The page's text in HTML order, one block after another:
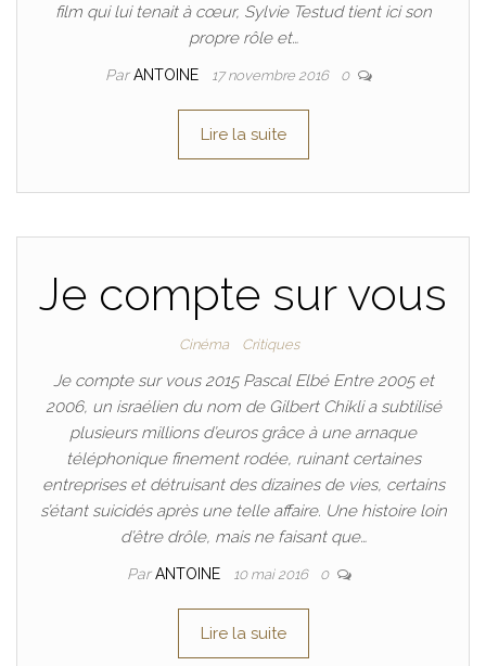
film qui lui tenait à cœur, Sylvie Testud tient ici son
propre rôle et…
ParANTOINE 17 novembre 2016 0
Lire la suite
Je compte sur vous
Cinéma Critiques
Je compte sur vous 2015 Pascal Elbé Entre 2005 et
2006, un israélien du nom de Gilbert Chikli a subtilisé
plusieurs millions d’euros grâce à une arnaque
téléphonique finement rodée, ruinant certaines
entreprises et détruisant des dizaines de vies, certains
s’étant suicidés après une telle affaire. Une histoire loin
d’être drôle, mais ne faisant que…
ParANTOINE 10 mai 2016 0
Lire la suite